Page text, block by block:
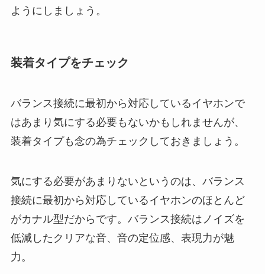
ようにしましょう。
装着タイプをチェック
バランス接続に最初から対応しているイヤホンで
はあまり気にする必要もないかもしれませんが、
装着タイプも念の為チェックしておきましょう。
気にする必要があまりないというのは、バランス
接続に最初から対応しているイヤホンのほとんど
がカナル型だからです。バランス接続はノイズを
低減したクリアな音、音の定位感、表現力が魅
力。